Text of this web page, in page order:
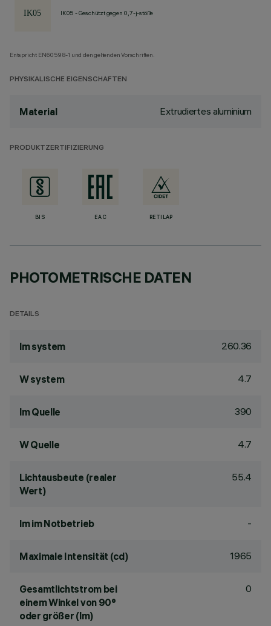
IK05 - Geschützt gegen 0,7-j-stöße
Entspricht EN60598-1 und den geltenden Vorschriften.
PHYSIKALISCHE EIGENSCHAFTEN
Material Extrudiertes aluminium
PRODUKTZERTIFIZIERUNG
BIS EAC RETILAP
PHOTOMETRISCHE DATEN
DETAILS
lm system 260.36
W system 4.7
lm Quelle 390
W Quelle 4.7
Lichtausbeute (realer
Wert)
55.4
lm im Notbetrieb -
Maximale Intensität (cd) 1965
Gesamtlichtstrom bei
einem Winkel von 90°
oder größer (lm)
0